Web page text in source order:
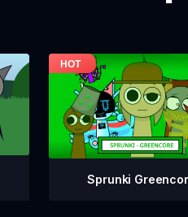
Sprunki